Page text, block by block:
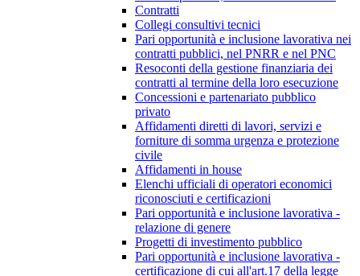
Contratti
Collegi consultivi tecnici
Pari opportunità e inclusione lavorativa nei
contratti pubblici, nel PNRR e nel PNC
Resoconti della gestione finanziaria dei
contratti al termine della loro esecuzione
Concessioni e partenariato pubblico
privato
Affidamenti diretti di lavori, servizi e
forniture di somma urgenza e protezione
civile
Affidamenti in house
Elenchi ufficiali di operatori economici
riconosciuti e certificazioni
Pari opportunità e inclusione lavorativa -
relazione di genere
Progetti di investimento pubblico
Pari opportunità e inclusione lavorativa -
certificazione di cui all'art.17 della legge